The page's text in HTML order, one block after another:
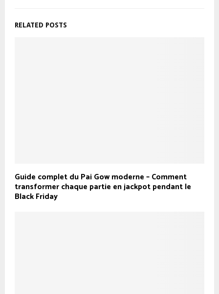
RELATED POSTS
Guide complet du Pai Gow moderne – Comment
transformer chaque partie en jackpot pendant le
Black Friday